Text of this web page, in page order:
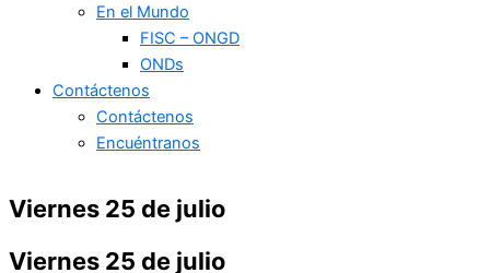
En el Mundo
FISC – ONGD
ONDs
Contáctenos
Contáctenos
Encuéntranos
Viernes 25 de julio
Viernes 25 de julio